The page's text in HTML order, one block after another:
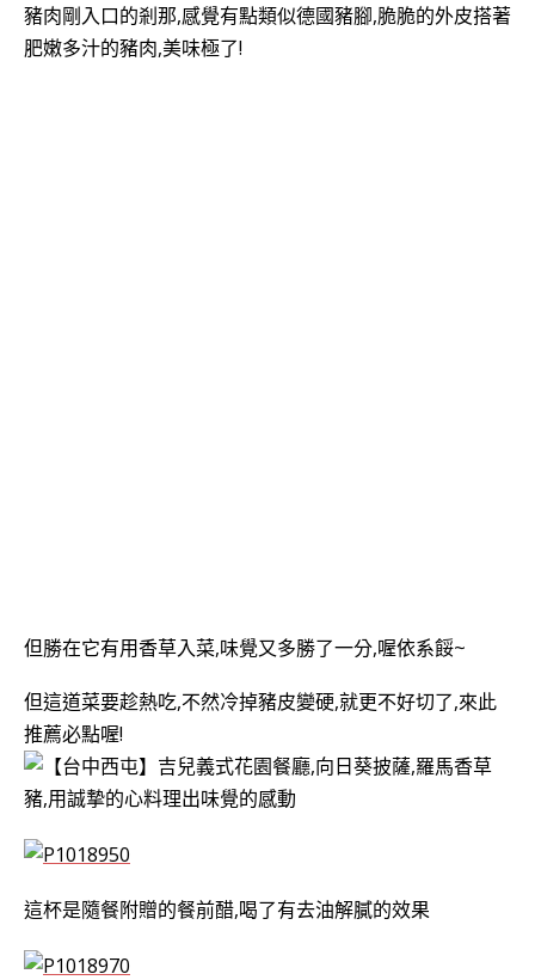
豬肉剛入口的剎那,感覺有點類似德國豬腳,脆脆的外皮搭著
肥嫩多汁的豬肉,美味極了!
但勝在它有用香草入菜,味覺又多勝了一分,喔依系餒~
但這道菜要趁熱吃,不然冷掉豬皮變硬,就更不好切了,來此
推薦必點喔!
這杯是隨餐附贈的餐前醋,喝了有去油解膩的效果